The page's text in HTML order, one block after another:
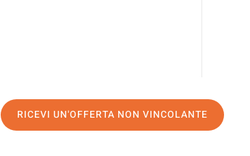
RICEVI UN'OFFERTA NON VINCOLANTE